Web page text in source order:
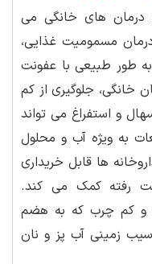
درمان های خانگی می
درمان مسمومیت غذایی،
طور طبیعی با عفونت
خانگی، جلوگیری از کم
و استفراغ می تواند
به ویژه آب و محلول
ها قابل خریداری
رفته کمک می کند.
و کم چرب که به هضم
زمینی آب پز و نان